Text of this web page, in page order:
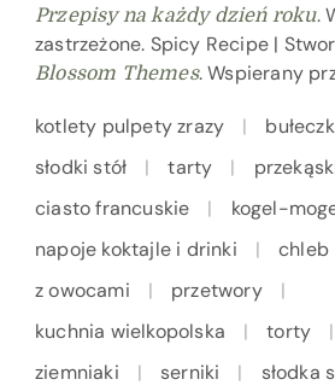
Przepisy na każdy dzień roku.
zastrzeżone. Spicy Recipe |
Blossom Themes. Wspierany
kotlety pulpety zrazy
słodki stół
tarty
ciasto francuskie
kogel-
napoje koktajle i drinki
chleb
z owocami
przetwory
kuchnia wielkopolska
torty
ziemniaki
serniki
słodka